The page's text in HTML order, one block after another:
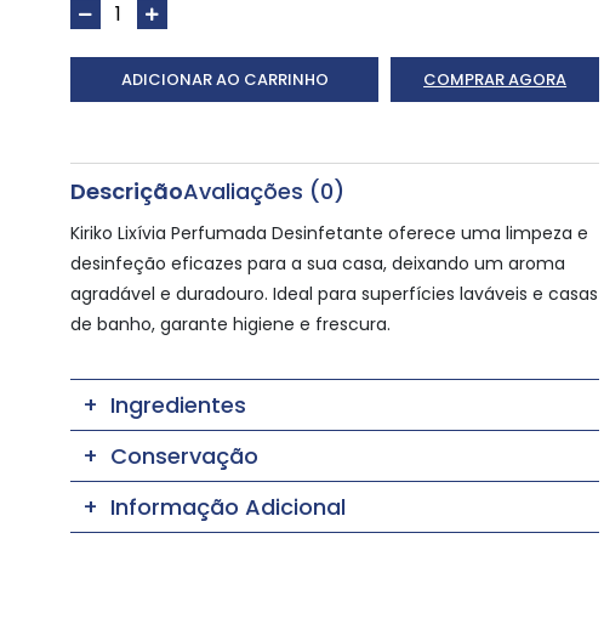
ADICIONAR AO CARRINHO COMPRAR AGORA
DescriçãoAvaliações (0)
Kiriko Lixívia Perfumada Desinfetante oferece uma limpeza e
desinfeção eficazes para a sua casa, deixando um aroma
agradável e duradouro. Ideal para superfícies laváveis e casas
de banho, garante higiene e frescura.
Ingredientes
Conservação
Informação Adicional